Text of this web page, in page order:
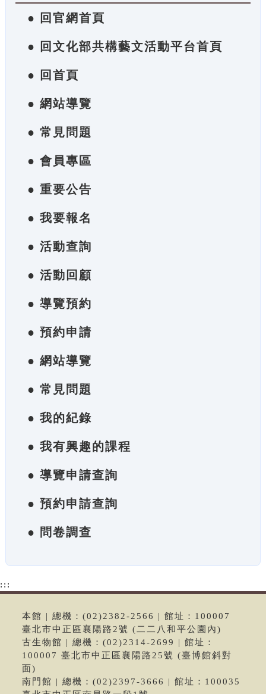
● 回官網首頁
● 回文化部共構藝文活動平台首頁
● 回首頁
● 網站導覽
● 常見問題
● 會員專區
● 重要公告
● 我要報名
● 活動查詢
● 活動回顧
● 導覽預約
● 預約申請
● 網站導覽
● 常見問題
● 我的紀錄
● 我有興趣的課程
● 導覽申請查詢
● 預約申請查詢
● 問卷調查
:::
本館 | 總機：(02)2382-2566 | 館址：100007
臺北市中正區襄陽路2號 (二二八和平公園內)
古生物館 | 總機：(02)2314-2699 | 館址：
100007 臺北市中正區襄陽路25號 (臺博館斜對
面)
南門館 | 總機：(02)2397-3666 | 館址：100035